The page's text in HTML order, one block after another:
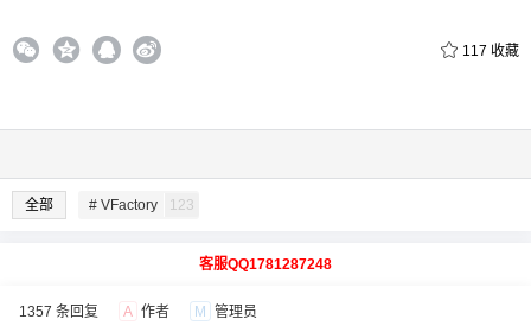
117 收藏
全部 # VFactory 123
客服QQ1781287248
1357 条回复 A 作者 M 管理员